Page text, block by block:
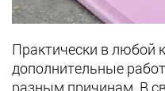
Практически в любой
дополнительные
разным причинам. В